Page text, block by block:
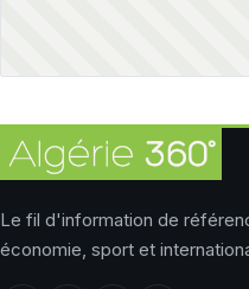
Le fil d'information de
économie, sport et